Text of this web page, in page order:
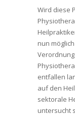
Wird diese
nun
entfallen
auf den
sektorale
untersucht